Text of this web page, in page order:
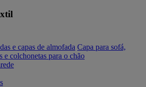
e capas de almofada Capa para sofá,
e colchonetas para o chão